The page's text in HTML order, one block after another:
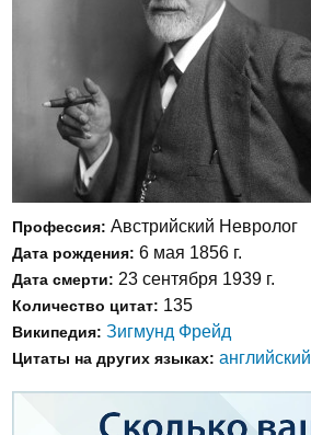
Профессия: Австрийский Невролог
Дата рождения: 6 мая 1856 г.
Дата смерти: 23 сентября 1939 г.
Количество цитат: 135
Википедия: Зигмунд Фрейд
Цитаты на других языках: английский